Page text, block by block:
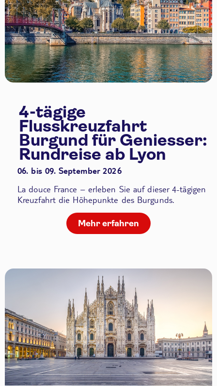
4-tägige
Flusskreuzfahrt
Burgund für Geniesser:
Rundreise ab Lyon
06. bis 09. September 2026
La douce France – erleben Sie auf dieser 4-tägigen
Kreuzfahrt die Höhepunkte des Burgunds.
Mehr erfahren